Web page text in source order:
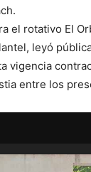
el rotativo El
leyó
vigencia
entre los